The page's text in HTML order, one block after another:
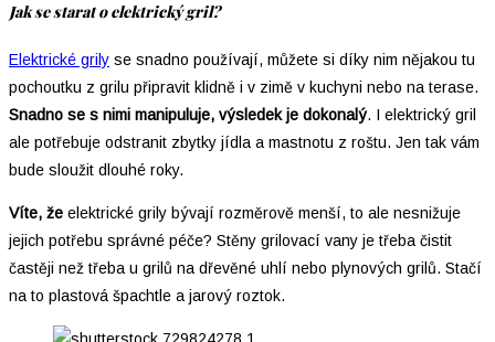
Jak se starat o elektrický gril?
Elektrické grily se snadno používají, můžete si díky nim nějakou tu
pochoutku z grilu připravit klidně i v zimě v kuchyni nebo na terase.
Snadno se s nimi manipuluje, výsledek je dokonalý. I elektrický gril
ale potřebuje odstranit zbytky jídla a mastnotu z roštu. Jen tak vám
bude sloužit dlouhé roky.
Víte, že elektrické grily bývají rozměrově menší, to ale nesnižuje
jejich potřebu správné péče? Stěny grilovací vany je třeba čistit
častěji než třeba u grilů na dřevěné uhlí nebo plynových grilů. Stačí
na to plastová špachtle a jarový roztok.